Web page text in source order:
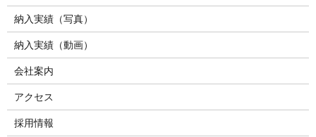
納入実績（写真）
納入実績（動画）
会社案内
アクセス
採用情報